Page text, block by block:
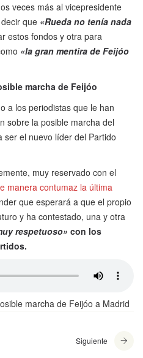
veces más al vicepresidente
que «Rueda no tenía nada
estos fondos y otra para
«la gran mentira de Feijóo
marcha de Feijóo
a los periodistas que le han
sobre la posible marcha del
el nuevo líder del Partido
muy reservado con el
manera contumaz la última
que esperará a que el propio
y ha contestado, una y otra
respetuoso» con los
marcha de Feijóo a Madrid
Siguiente